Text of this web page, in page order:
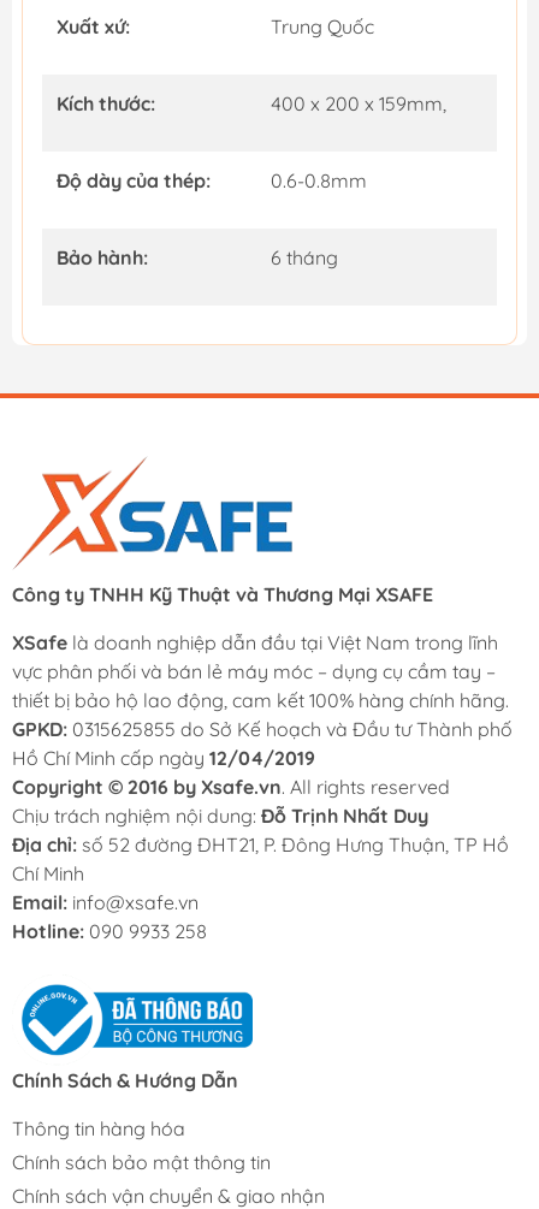
Xuất xứ: Trung Quốc
Kích thước: 400 x 200 x 159mm,
Độ dày của thép: 0.6-0.8mm
Bảo hành: 6 tháng
Công ty TNHH Kỹ Thuật và Thương Mại XSAFE
XSafe là doanh nghiệp dẫn đầu tại Việt Nam trong lĩnh
vực phân phối và bán lẻ máy móc – dụng cụ cầm tay –
thiết bị bảo hộ lao động, cam kết 100% hàng chính hãng.
GPKD: 0315625855 do Sở Kế hoạch và Đầu tư Thành phố
Hồ Chí Minh cấp ngày 12/04/2019
Copyright © 2016 by Xsafe.vn. All rights reserved
Chịu trách nghiệm nội dung: Đỗ Trịnh Nhất Duy
Địa chỉ: số 52 đường ĐHT21, P. Đông Hưng Thuận, TP Hồ
Chí Minh
Email: info@xsafe.vn
Hotline: 090 9933 258
Chính Sách & Hướng Dẫn
Thông tin hàng hóa
Chính sách bảo mật thông tin
Chính sách vận chuyển & giao nhận